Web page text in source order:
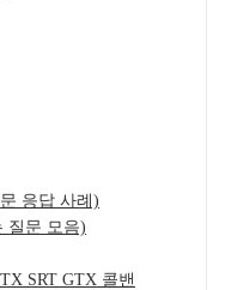
응답 사례)
질문 모음)
SRT GTX 콜밴